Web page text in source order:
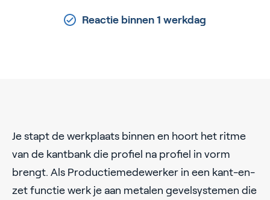
Reactie binnen 1 werkdag
Je stapt de werkplaats binnen en hoort het ritme
van de kantbank die profiel na profiel in vorm
brengt. Als Productiemedewerker in een kant-en-
zet functie werk je aan metalen gevelsystemen die